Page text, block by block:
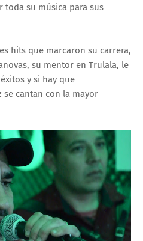
toda su música para sus
hits que marcaron su carrera,
su mentor en Trulala, le
y si hay que
cantan con la mayor